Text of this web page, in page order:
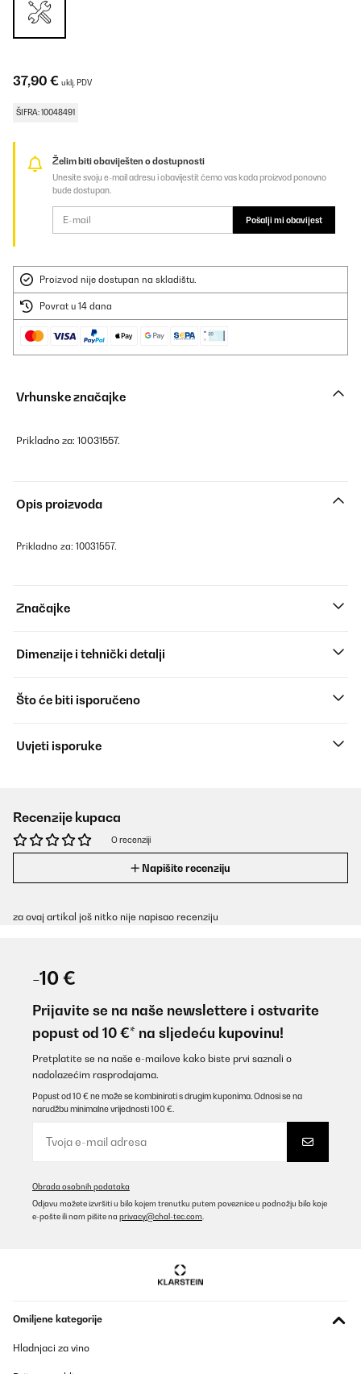
37,90 € uklj. PDV
ŠIFRA: 10048491
Želim biti obaviješten o dostupnosti
Unesite svoju e-mail adresu i obavijestit ćemo vas kada proizvod ponovno
bude dostupan.
Pošalji mi obavijest
Proizvod nije dostupan na skladištu.
Povrat u 14 dana
Vrhunske značajke
Prikladno za: 10031557.
Opis proizvoda
Prikladno za: 10031557.
Značajke
Dimenzije i tehnički detalji
Što će biti isporučeno
Uvjeti isporuke
Recenzije kupaca
O recenziji
Napišite recenziju
za ovaj artikal još nitko nije napisao recenziju
-10 €
Prijavite se na naše newslettere i ostvarite
popust od 10 €* na sljedeću kupovinu!
Pretplatite se na naše e-mailove kako biste prvi saznali o
nadolazećim rasprodajama.
Popust od 10 € ne može se kombinirati s drugim kuponima. Odnosi se na
narudžbu minimalne vrijednosti 100 €.
Obrada osobnih podataka
Odjavu možete izvršiti u bilo kojem trenutku putem poveznice u podnožju bilo koje
e-pošte ili nam pišite na privacy@chal-tec.com
Omiljene kategorije
Hladnjaci za vino